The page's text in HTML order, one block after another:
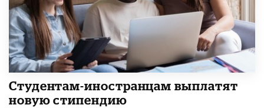
Студентам-иностранцам выплатят
новую стипендию